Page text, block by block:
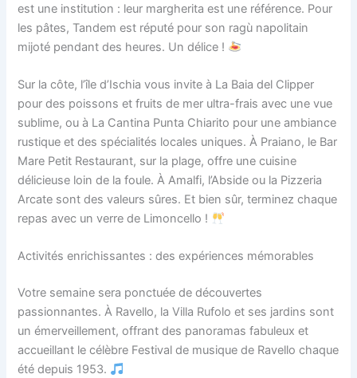
est une institution : leur margherita est une référence. Pour
les pâtes, Tandem est réputé pour son ragù napolitain
mijoté pendant des heures. Un délice !
Sur la côte, l’île d’Ischia vous invite à La Baia del Clipper
pour des poissons et fruits de mer ultra-frais avec une vue
sublime, ou à La Cantina Punta Chiarito pour une ambiance
rustique et des spécialités locales uniques. À Praiano, le Bar
Mare Petit Restaurant, sur la plage, offre une cuisine
délicieuse loin de la foule. À Amalfi, l’Abside ou la Pizzeria
Arcate sont des valeurs sûres. Et bien sûr, terminez chaque
repas avec un verre de Limoncello !
Activités enrichissantes : des expériences mémorables
Votre semaine sera ponctuée de découvertes
passionnantes. À Ravello, la Villa Rufolo et ses jardins sont
un émerveillement, offrant des panoramas fabuleux et
accueillant le célèbre Festival de musique de Ravello chaque
été depuis 1953.